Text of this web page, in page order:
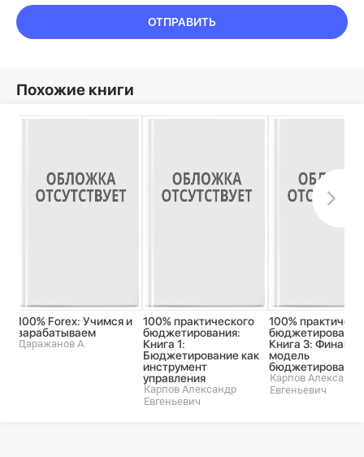
ОТПРАВИТЬ
Похожие книги
100% Forex: Учимся и
зарабатываем
Даражанов А.
100% практического
бюджетирования:
Книга 1:
Бюджетирование как
инструмент
управления
Карпов Александр
Евгеньевич
100%
Книга 3:
модель
бюджетирования
Карпов Александр
Евгеньевич